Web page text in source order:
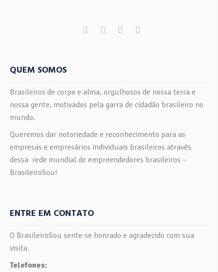
QUEM SOMOS
Brasileiros de corpo e alma, orgulhosos de nossa terra e
nossa gente, motivados pela garra de cidadão brasileiro no
mundo.
Queremos dar notoriedade e reconhecimento para as
empresas e empresários individuais brasileiros através
dessa rede mundial de empreendedores brasileiros –
BrasileiroSou!
ENTRE EM CONTATO
O BrasileiroSou sente-se honrado e agradecido com sua
visita.
Telefones: